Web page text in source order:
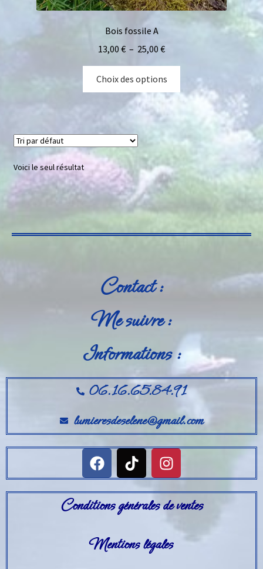
Plaque de rechargement
Savons avec pierre
Figurines
Sphères et Oeufs
Formes libres
Arbres 7 Chakras
Galets pouce anti-stress
Pendentifs sifflet et fioles
Bougies lithothérapie
Packs
Carte Cadeau
Bois fossile A
13,00 € – 25,00 €
Choix des options
Voici le seul résultat
Contact :
Me suivre :
Informations :
06.16.65.84.91
lumieresdeselene@gmail.com
Conditions générales de ventes
Mentions légales